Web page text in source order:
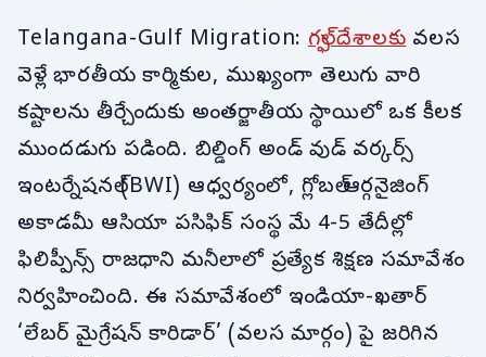
Telangana-Gulf Migration: గల్ఫ్ దేశాలకువలస
వెళ్లే భారతీయ కార్మికుల, ముఖ్యంగా తెలుగు వారి
కష్టాలను తీర్చేందుకు అంతర్జాతీయ స్థాయిలో ఒక కీలక
ముందడుగు పడింది. బిల్డింగ్ అండ్ వుడ్ వర్కర్స్
ఇంటర్నేషనల్ (BWI) ఆధ్వర్యంలో, గ్లోబల్ ఆర్గనైజింగ్
అకాడమీ ఆసియా పసిఫిక్ సంస్థ మే 4-5 తేదీల్లో
ఫిలిప్పీన్స్ రాజధాని మనీలాలో ప్రత్యేక శిక్షణ సమావేశం
నిర్వహించింది. ఈ సమావేశంలో ఇండియా-ఖతార్
‘లేబర్ మైగ్రేషన్ కారిడార్’ (వలస మార్గం) పై జరిగిన